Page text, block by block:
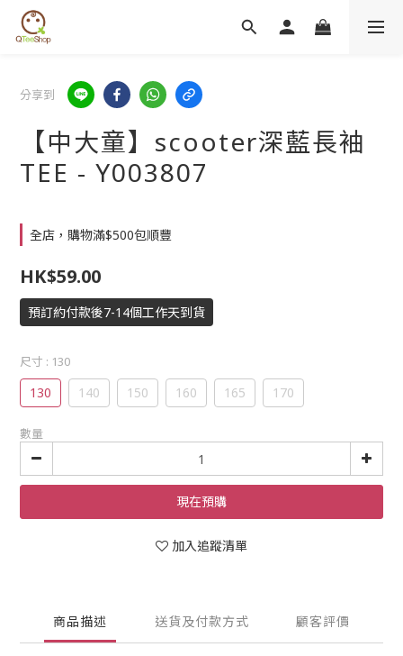
分享到
【中大童】scooter深藍長袖
TEE - Y003807
全店，購物滿$500包順豐
HK$59.00
預訂約付款後7-14個工作天到貨
尺寸 : 130
130 140 150 160 165 170
數量
現在預購
加入追蹤清單
商品描述 送貨及付款方式 顧客評價